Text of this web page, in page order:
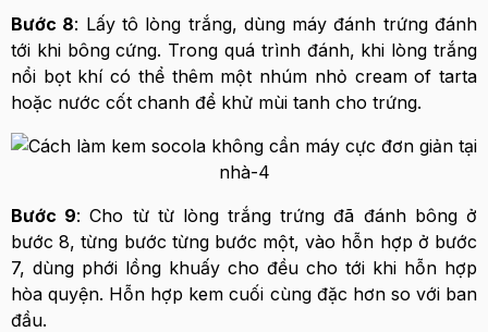
Bước 8: Lấy tô lòng trắng, dùng máy đánh trứng đánh
tới khi bông cứng. Trong quá trình đánh, khi lòng trắng
nổi bọt khí có thể thêm một nhúm nhỏ cream of tarta
hoặc nước cốt chanh để khử mùi tanh cho trứng.
Bước 9: Cho từ từ lòng trắng trứng đã đánh bông ở
bước 8, từng bước từng bước một, vào hỗn hợp ở bước
7, dùng phới lồng khuấy cho đều cho tới khi hỗn hợp
hòa quyện. Hỗn hợp kem cuối cùng đặc hơn so với ban
đầu.